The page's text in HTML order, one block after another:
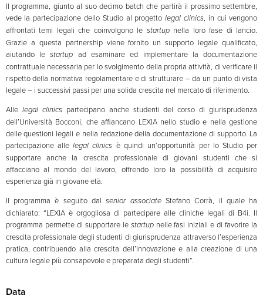
Il programma, giunto al suo decimo batch che partirà il prossimo settembre,
vede la partecipazione dello Studio al progettolegal clinics, in cui vengono
affrontati temi legali che coinvolgono le startupnella loro fase di lancio.
Grazie a questa partnership viene fornito un supporto legale qualificato,
aiutando lestartup ad esaminare ed implementare la documentazione
contrattuale necessaria per lo svolgimento della propria attività, di verificare il
rispetto della normativa regolamentare e di strutturare – da un punto di vista
legale – i successivi passi per una solida crescita nel mercato di riferimento.
Alle legal clinics partecipano anche studenti del corso di giurisprudenza
dell’Università Bocconi, che affiancano LEXIA nello studio e nella gestione
delle questioni legali e nella redazione della documentazione di supporto. La
partecipazione allelegal clinics è quindi un’opportunità per lo Studio per
supportare anche la crescita professionale di giovani studenti che si
affacciano al mondo del lavoro, offrendo loro la possibilità di acquisire
esperienza già in giovane età.
Il programma è seguito dalsenior associateStefano Corrà, il quale ha
dichiarato: “LEXIA è orgogliosa di partecipare alle cliniche legali di B4i. Il
programma permette di supportare le startupnelle fasi iniziali e di favorire la
crescita professionale degli studenti di giurisprudenza attraverso l’esperienza
pratica, contribuendo alla crescita dell’innovazione e alla creazione di una
cultura legale più consapevole e preparata degli studenti”.
Data